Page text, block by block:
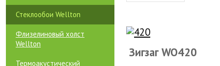
Стеклообои Wellton
Флизелиновый холст
Wellton
Термоакустический
Зигзаг WO420